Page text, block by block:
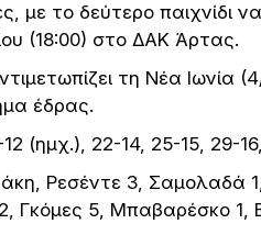
με το δεύτερο παιχνίδι να
(18:00) στο ΔΑΚ Άρτας.
τη Νέα Ιωνία
έδρας.
(ημχ.), 22-14, 25-15, 29-
Ρεσέντε 3, Σαμολαδά
Γκόμες 5, Μπαβαρέσκο 1,